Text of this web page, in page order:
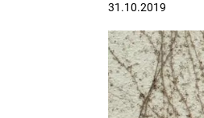
31.10.2019